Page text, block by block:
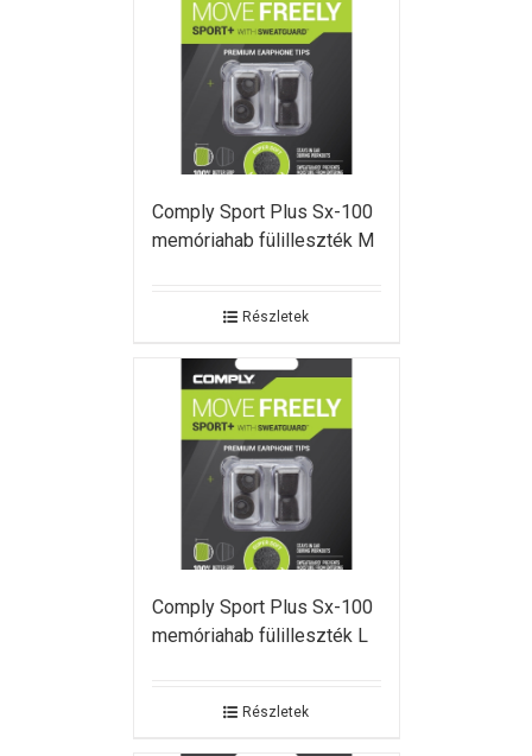
Comply Sport Plus Sx-100
memóriahab fülilleszték M
Részletek
Comply Sport Plus Sx-100
memóriahab fülilleszték L
Részletek